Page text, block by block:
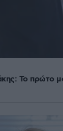
Το πρώτο